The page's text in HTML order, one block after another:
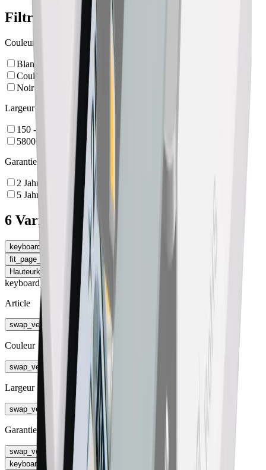
Filtre
Couleur
Blanc
Couleur alu
Noir
Largeur
150 - 5000
5800
Garantie
2 Jahre
5 Jahre
6 Variantes
keyboard_arrow_left
Type de montage
fit_page_width
Élargir le tableau
Hauteurkeyboard_arrow_right
keyboard_arrow_right
Article
swap_vert
Couleur
swap_vert
Largeur
swap_vert
Garantie
swap_vert
keyboard_arrow_right